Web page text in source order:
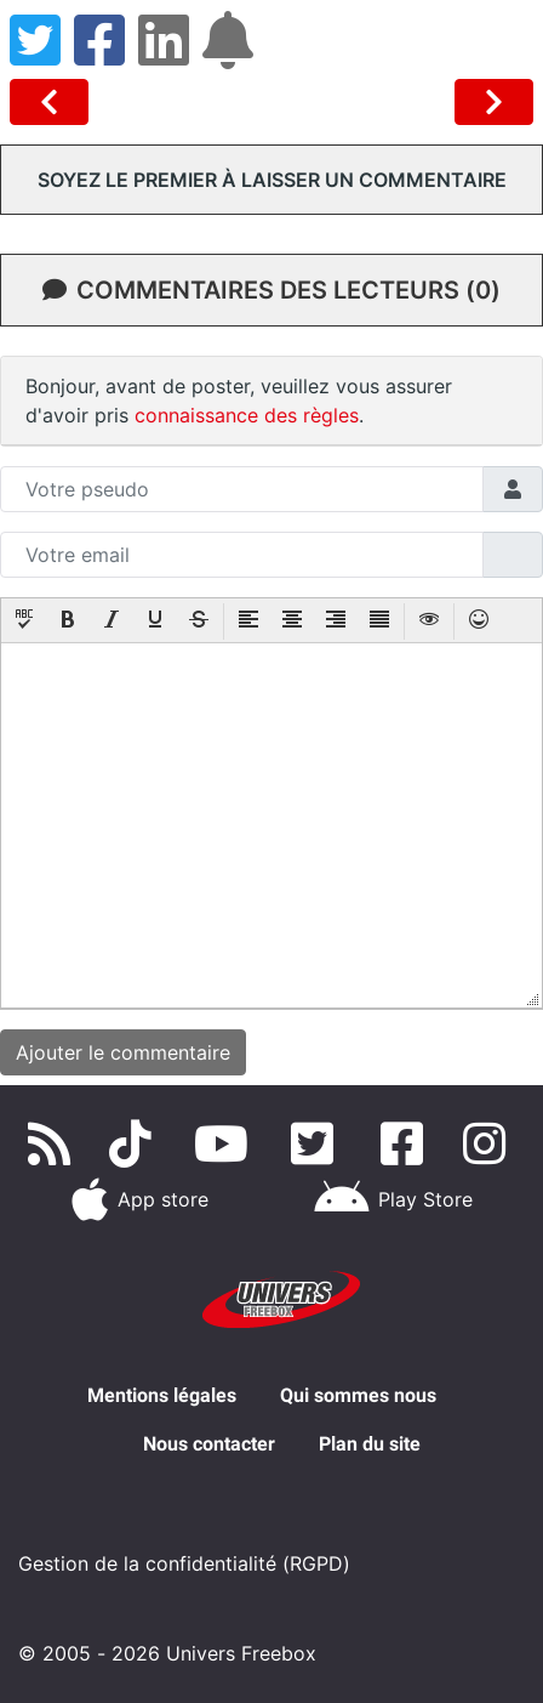
SOYEZ LE PREMIER À LAISSER UN COMMENTAIRE
COMMENTAIRES DES LECTEURS (0)
Bonjour, avant de poster, veuillez vous assurer
d'avoir pris connaissance des règles.
App store Play Store
Mentions légales Qui sommes nous
Nous contacter Plan du site
Gestion de la confidentialité (RGPD)
© 2005 - 2026 Univers Freebox